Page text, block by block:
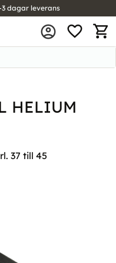
3 dagar leverans
HELIUM
37 till 45